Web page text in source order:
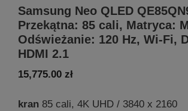
Samsung Neo QLED
Przekątna: 85 cali, Matryca:
Odświeżanie: 120 Hz, Wi-Fi,
HDMI 2.1
15,775.00 zł
kran 85 cali, 4K UHD / 3840 x 2160